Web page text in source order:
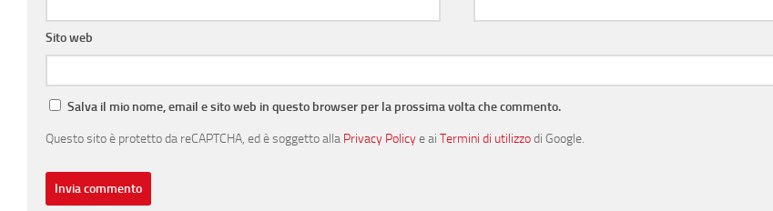
Sito web
Salva il mio nome, email e sito web in questo browser per la prossima volta che commento.
Questo sito è protetto da reCAPTCHA, ed è soggetto alla Privacy Policye ai Termini di utilizzodi Google.